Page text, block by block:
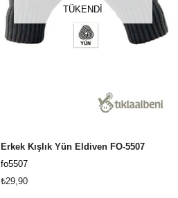
TÜKENDI
Erkek Kışlık Yün Eldiven FO-5507
fo5507
₺29,90